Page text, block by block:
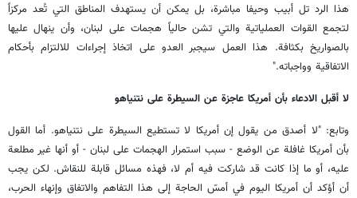
هذا الرد تل أبيب وحيفا مباشرة، بل يمكن أن يستهدف المناطق التي تُعد مركزاً
لتجمع القوات العملياتية والتي تشن حالياً هجمات على لبنان، وأن ينهال عليها
بالصواريخ بكثافة. هذا العمل سيجبر العدو على اتخاذ إجراءات للالتزام بأحكام
الاتفاقية وواجباته."
لا أقبل الادعاء بأن أمريكا عاجزة عن السيطرة على نتنياهو
وتابع: "لا أصدق من يقول إن أمريكا لا تستطيع السيطرة على نتنياهو. أما القول
بأن أمريكا غافلة عن الوضع - سبب استمرار الهجمات على لبنان - أو أنها غير مطلعة
عليه، أو ما إذا كانت قد شاركت فيه أم لا، فهذه مسائل قابلة للنقاش. لكن يجب
أن أؤكد أن أمريكا اليوم في أمسّ الحاجة إلى هذا التفاهم والاتفاق وإنهاء الحرب،